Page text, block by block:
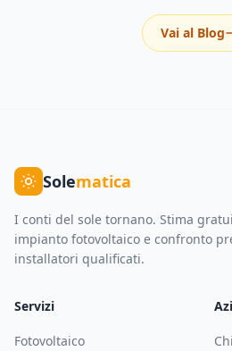
Vai al Blog
Solematica
I conti del sole tornano. Stima
impianto fotovoltaico e confronto
installatori qualificati.
Servizi
Fotovoltaico